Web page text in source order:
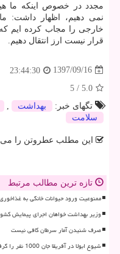
مجدد در خصوص اینكه ما
نمی دهیم، اظهار داشت:
خارجی را مجاب كرده ایم كه
قرار نیست ارز انتقال دهیم.
1397/09/16
23:44:30
5.0
/
5
تگهای خبر:
بهداشت ,
سلامت
این مطلب عطروتن را می
تازه ترین مطالب مرتبط
ممنوعیت ورود حیوانات خانگی به
وزیر بهداشت خواهان اجرای پیمایش
صرف شنیدن آمار سرطان کافی نیست
شیوع ابولا در آفریقا جان 1000 نفر را گرفت